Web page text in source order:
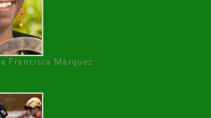
Francisca Márquez